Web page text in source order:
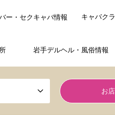
ー・セクキャバ情報 キャバクラ
岩手デルヘル・風俗情報